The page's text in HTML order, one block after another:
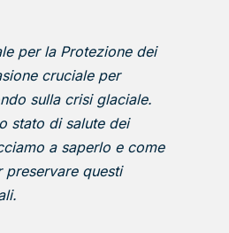
per la Protezione dei
cruciale per
sulla crisi glaciale.
stato di salute dei
a saperlo e come
preservare questi